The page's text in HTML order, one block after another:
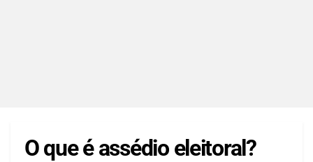
O que é assédio eleitoral?